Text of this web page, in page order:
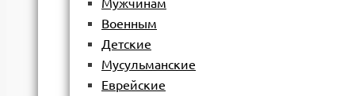
Мужчинам
Военным
Детские
Мусульманские
Еврейские